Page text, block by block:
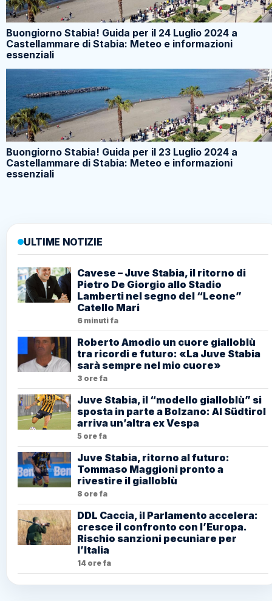
Buongiorno Stabia! Guida per il 24 Luglio 2024 a
Castellammare di Stabia: Meteo e informazioni
essenziali
Buongiorno Stabia! Guida per il 23 Luglio 2024 a
Castellammare di Stabia: Meteo e informazioni
essenziali
ULTIME NOTIZIE
Cavese – Juve Stabia, il ritorno di
Pietro De Giorgio allo Stadio
Lamberti nel segno del “Leone”
Catello Mari
6 minuti fa
Roberto Amodio un cuore gialloblù
tra ricordi e futuro: «La Juve Stabia
sarà sempre nel mio cuore»
3 ore fa
Juve Stabia, il “modello gialloblù” si
sposta in parte a Bolzano: Al Südtirol
arriva un’altra ex Vespa
5 ore fa
Juve Stabia, ritorno al futuro:
Tommaso Maggioni pronto a
rivestire il gialloblù
8 ore fa
DDL Caccia, il Parlamento accelera:
cresce il confronto con l’Europa.
Rischio sanzioni pecuniare per
l’Italia
14 ore fa